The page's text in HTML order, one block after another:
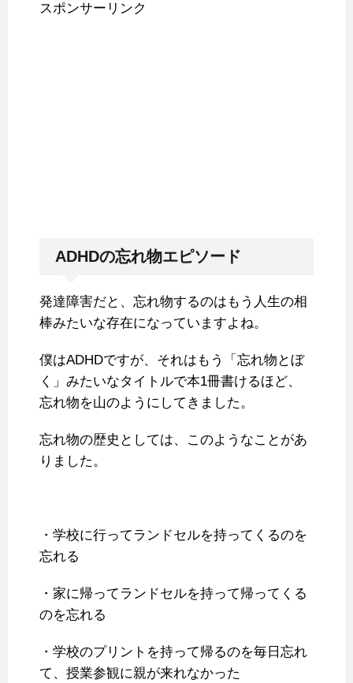
スポンサーリンク
ADHDの忘れ物エピソード
発達障害だと、忘れ物するのはもう人生の相
棒みたいな存在になっていますよね。
僕はADHDですが、それはもう「忘れ物とぼ
く」みたいなタイトルで本1冊書けるほど、
忘れ物を山のようにしてきました。
忘れ物の歴史としては、このようなことがあ
りました。
・学校に行ってランドセルを持ってくるのを
忘れる
・家に帰ってランドセルを持って帰ってくる
のを忘れる
・学校のプリントを持って帰るのを毎日忘れ
て、授業参観に親が来れなかった